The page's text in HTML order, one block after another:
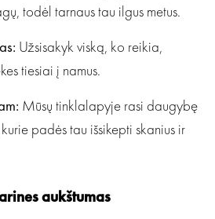
todėl tarnaus tau ilgus metus.
Užsisakyk viską, ko reikia,
tiesiai į namus.
Mūsų tinklalapyje rasi daugybę
padės tau išsikepti skanius ir
aukštumas